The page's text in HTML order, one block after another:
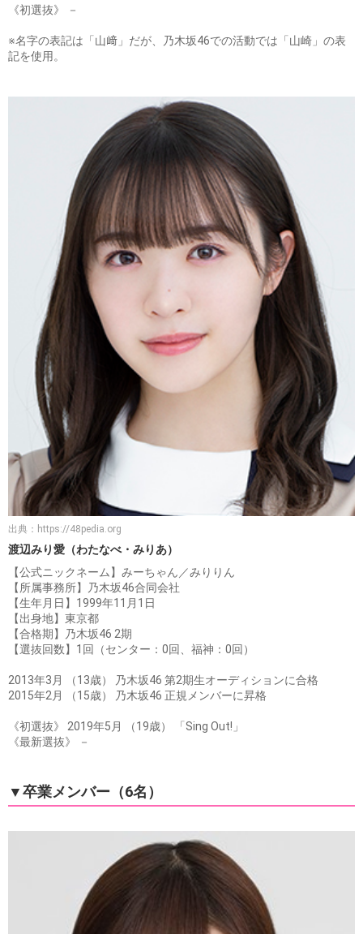
《初選抜》 －
※名字の表記は「山﨑」だが、乃木坂46での活動では「山崎」の表
記を使用。
出典： https://48pedia.org
渡辺みり愛（わたなべ・みりあ）
【公式ニックネーム】みーちゃん／みりりん
【所属事務所】乃木坂46合同会社
【生年月日】1999年11月1日
【出身地】東京都
【合格期】乃木坂46 2期
【選抜回数】1回（センター：0回、福神：0回）
2013年3月 （13歳） 乃木坂46 第2期生オーディションに合格
2015年2月 （15歳） 乃木坂46 正規メンバーに昇格
《初選抜》 2019年5月 （19歳） 「Sing Out!」
《最新選抜》 －
▼卒業メンバー（6名）